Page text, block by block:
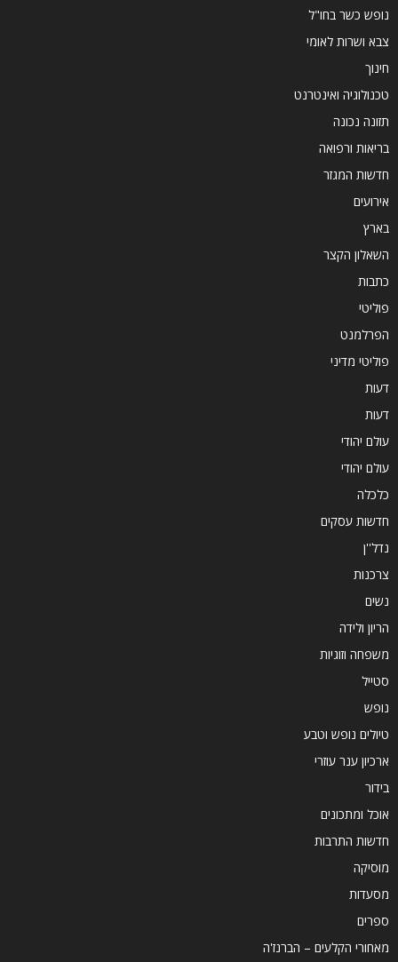
נופש כשר בחו"ל
צבא ושרות לאומי
חינוך
טכנולוגיה ואינטרנט
תזונה נכונה
בריאות ורפואה
חדשות המגזר
אירועים
בארץ
השאלון הקצר
כתבות
פוליטי
הפרלמנט
פוליטי מדיני
דעות
דעות
עולם יהודי
עולם יהודי
כלכלה
חדשות עסקים
נדל''ן
צרכנות
נשים
הריון ולידה
משפחה וזוגיות
סטייל
נופש
טיולים נופש וטבע
ארכיון ענר עוזרי
בידור
אוכל ומתכונים
חדשות התרבות
מוסיקה
מסעדות
ספרים
מאחורי הקלעים – הברנז'ה